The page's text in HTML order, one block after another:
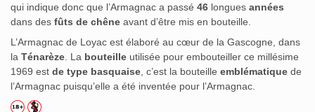
qui indique donc que l’Armagnac a passé 46 longues années
dans des fûts de chêne avant d’être mis en bouteille.
L’Armagnac de Loyac est élaboré au cœur de la Gascogne, dans
la Ténarèze . La bouteille utilisée pour embouteiller ce millésime
1969 est de type basquaise , c’est la bouteille emblématique de
l’Armagnac puisqu’elle a été inventée pour l’Armagnac.